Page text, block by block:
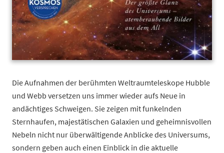
Die Aufnahmen der berühmten Weltraumteleskope Hubble
und Webb versetzen uns immer wieder aufs Neue in
andächtiges Schweigen. Sie zeigen mit funkelnden
Sternhaufen, majestätischen Galaxien und geheimnisvollen
Nebeln nicht nur überwältigende Anblicke des Universums,
sondern geben auch einen Einblick in die aktuelle